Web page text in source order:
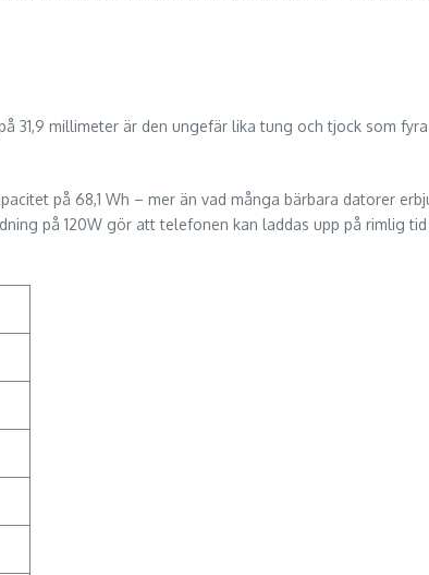
31,9 millimeter är den ungefär lika tung och tjock som
på 68,1 Wh – mer än vad många bärbara datorer
på 120W gör att telefonen kan laddas upp på rimlig